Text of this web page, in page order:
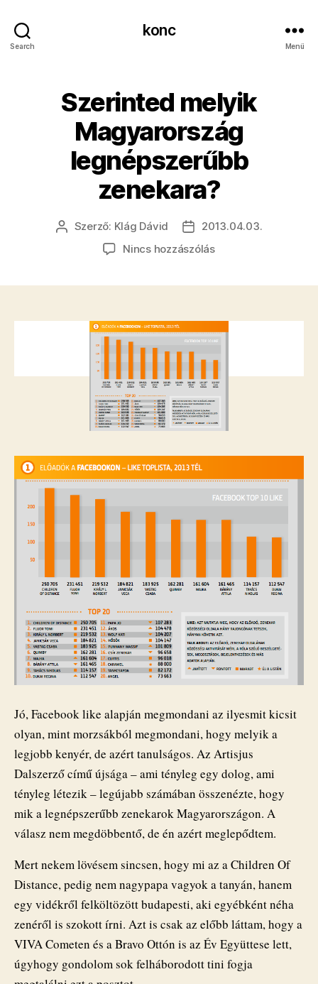
Search
konc
Menü
Szerinted melyik
Magyarország
legnépszerűbb
zenekara?
Bejegyzés
Szerző: Klág Dávid
Bejegyzés
dátuma
2013.04.03.
Nincs hozzászólása(z)
bejegyzéshez
Jó, Facebook like alapján megmondani az ilyesmit kicsit
olyan, mint morzsákból megmondani, hogy melyik a
legjobb kenyér, de azért tanulságos. Az Artisjus
Dalszerző című újsága – ami tényleg egy dolog, ami
tényleg létezik – legújabb számában összenézte, hogy
mik a legnépszerűbb zenekarok Magyarországon. A
válasz nem megdöbbentő, de én azért meglepődtem.
Mert nekem lövésem sincsen, hogy mi az a Children Of
Distance, pedig nem nagypapa vagyok a tanyán, hanem
egy vidékről felköltözött budapesti, aki egyébként néha
zenéről is szokott írni. Azt is csak az előbb láttam, hogy a
VIVA Cometen és a Bravo Ottón is az Év Együttese lett,
úgyhogy gondolom sok felháborodott tini fogja